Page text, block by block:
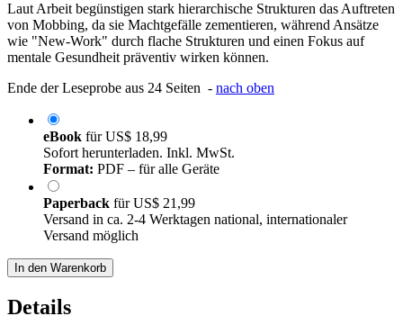
Laut Arbeit begünstigen stark hierarchische Strukturen das Auftreten
von Mobbing, da sie Machtgefälle zementieren, während Ansätze
wie "New-Work" durch flache Strukturen und einen Fokus auf
mentale Gesundheit präventiv wirken können.
Ende der Leseprobe aus 24 Seiten - nach oben
eBook fürUS$ 18,99
Sofort herunterladen. Inkl. MwSt.
Format: PDF – für alle Geräte
Paperback fürUS$ 21,99
Versand in ca. 2-4 Werktagen national, internationaler
Versand möglich
In den Warenkorb
Details